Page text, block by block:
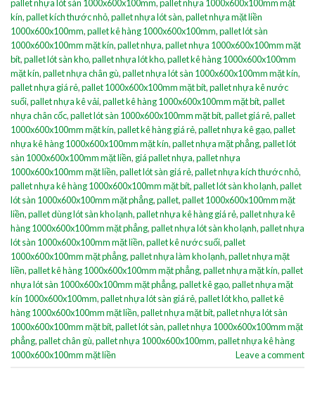
pallet nhựa lót sàn 1000x600x100mm,pallet nhựa 1000x600x100mm mặt
kín,pallet kích thước nhỏ,pallet nhựa lót sàn,pallet nhựa mặt liền
1000x600x100mm,pallet kê hàng 1000x600x100mm,pallet lót sàn
1000x600x100mm mặt kín,pallet nhựa,pallet nhựa 1000x600x100mm mặt
bít,pallet lót sàn kho,pallet nhựa lót kho,pallet kê hàng 1000x600x100mm
mặt kín,pallet nhựa chân gù,pallet nhựa lót sàn 1000x600x100mm mặt kín,
pallet nhựa giá rẻ,pallet 1000x600x100mm mặt bít,pallet nhựa kê nước
suối,pallet nhựa kê vải,pallet kê hàng 1000x600x100mm mặt bít,pallet
nhựa chân cốc,pallet lót sàn 1000x600x100mm mặt bít,pallet giá rẻ,pallet
1000x600x100mm mặt kín,pallet kê hàng giá rẻ,pallet nhựa kê gạo,pallet
nhựa kê hàng 1000x600x100mm mặt kín,pallet nhựa mặt phẳng,pallet lót
sàn 1000x600x100mm mặt liền, giá pallet nhựa,pallet nhựa
1000x600x100mm mặt liền,pallet lót sàn giá rẻ,pallet nhựa kích thước nhỏ,
pallet nhựa kê hàng 1000x600x100mm mặt bít,pallet lót sàn kho lạnh,pallet
lót sàn 1000x600x100mm mặt phẳng,pallet,pallet 1000x600x100mm mặt
liền,pallet dùng lót sàn kho lạnh,pallet nhựa kê hàng giá rẻ,pallet nhựa kê
hàng 1000x600x100mm mặt phẳng,pallet nhựa lót sàn kho lạnh,pallet nhựa
lót sàn 1000x600x100mm mặt liền,pallet kê nước suối,pallet
1000x600x100mm mặt phẳng,pallet nhựa làm kho lạnh,pallet nhựa mặt
liền,pallet kê hàng 1000x600x100mm mặt phẳng,pallet nhựa mặt kín,pallet
nhựa lót sàn 1000x600x100mm mặt phẳng,pallet kê gạo,pallet nhựa mặt
kín 1000x600x100mm,pallet nhựa lót sàn giá rẻ,pallet lót kho,pallet kê
hàng 1000x600x100mm mặt liền,pallet nhựa mặt bít,pallet nhựa lót sàn
1000x600x100mm mặt bít,pallet lót sàn,pallet nhựa 1000x600x100mm mặt
phẳng,pallet chân gù,pallet nhựa 1000x600x100mm,pallet nhựa kê hàng
1000x600x100mm mặt liền
Leave a comment